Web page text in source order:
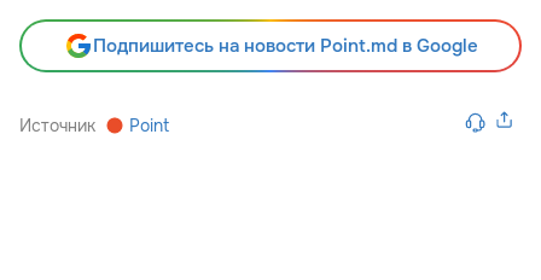
Подпишитесь на новости Point.md в Google
Источник Point